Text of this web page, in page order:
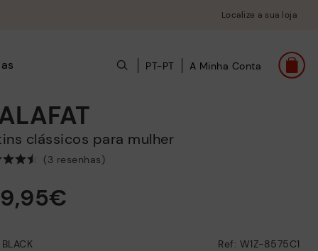
Localize a sua loja
PT-PT A Minha Conta
clássicos para mulher
(3 resenhas)
Ref: W1Z-8575C1